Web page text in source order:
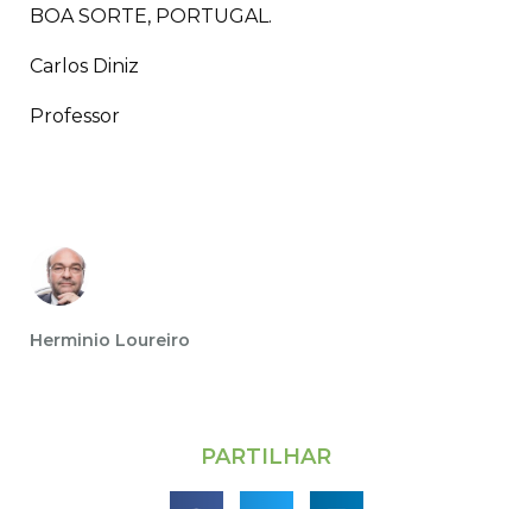
BOA SORTE, PORTUGAL.
Carlos Diniz
Professor
Herminio Loureiro
PARTILHAR